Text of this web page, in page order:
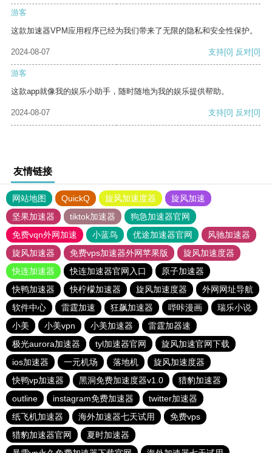
游客
这款加速器VPM应用程序已经为我们带来了无限的隐私和安全性保护。
2024-08-07 支持[0] 反对[0]
游客
这款app就像我的娱乐小助手，随时随地为我的娱乐提供帮助。
2024-08-07 支持[0] 反对[0]
友情链接
网站地图 QuickQ 旋风加速度器
旋风加速
坚果加速器
tiktok加速器
狗急加速器官网
免费vqn外网加速
小蓝鸟 优途加速器官网
风驰加速器
旋风加速器
免费vps加速器外网苹果版
旋风加速度器
快连加速器
快连加速器官网入口
原子加速器
快鸭加速器
快柠檬加速器 旋风加速度器
外网网址导航
软件中心
雷霆加速 狂飙加速器 哔咔漫画
瑞乐小说
小美
小美vpn 小美加速器
雷霆加器速
极光aurora加速器
tyl加速器官网
旋风加速官网下载
ios加速器
一元机场 落地机
旋风加速度器
快鸭vp加速器
黑洞免费加速度器v1.0
猎豹加速器
outline
instagram免费加速器
twitter加速器
纸飞机加速器
海外加速器七天试用
免费vps
猎豹加速器官网
夏时加速器